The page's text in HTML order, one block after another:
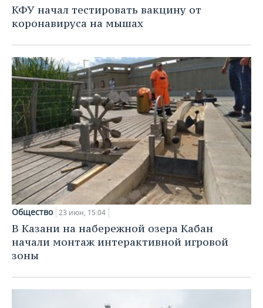
КФУ начал тестировать вакцину от
коронавируса на мышах
Общество 23 июн, 15:04
В Казани на набережной озера Кабан
начали монтаж интерактивной игровой
зоны